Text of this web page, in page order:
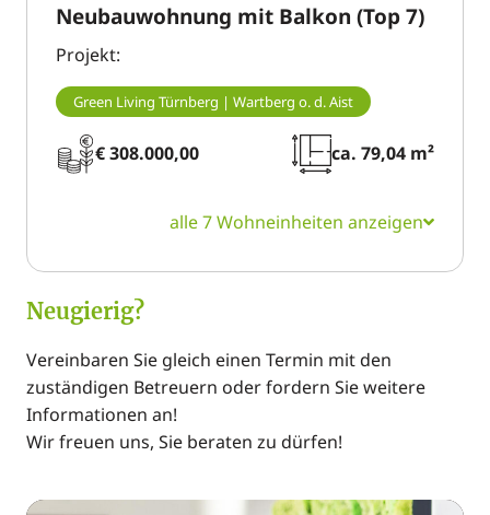
Neubauwohnung mit Balkon (Top 7)
Projekt:
Green Living Türnberg | Wartberg o. d. Aist
€ 308.000,00 ca. 79,04 m²
alle 7 Wohneinheiten anzeigen
Neugierig?
Vereinbaren Sie gleich einen Termin mit den
zuständigen Betreuern oder fordern Sie weitere
Informationen an!
Wir freuen uns, Sie beraten zu dürfen!